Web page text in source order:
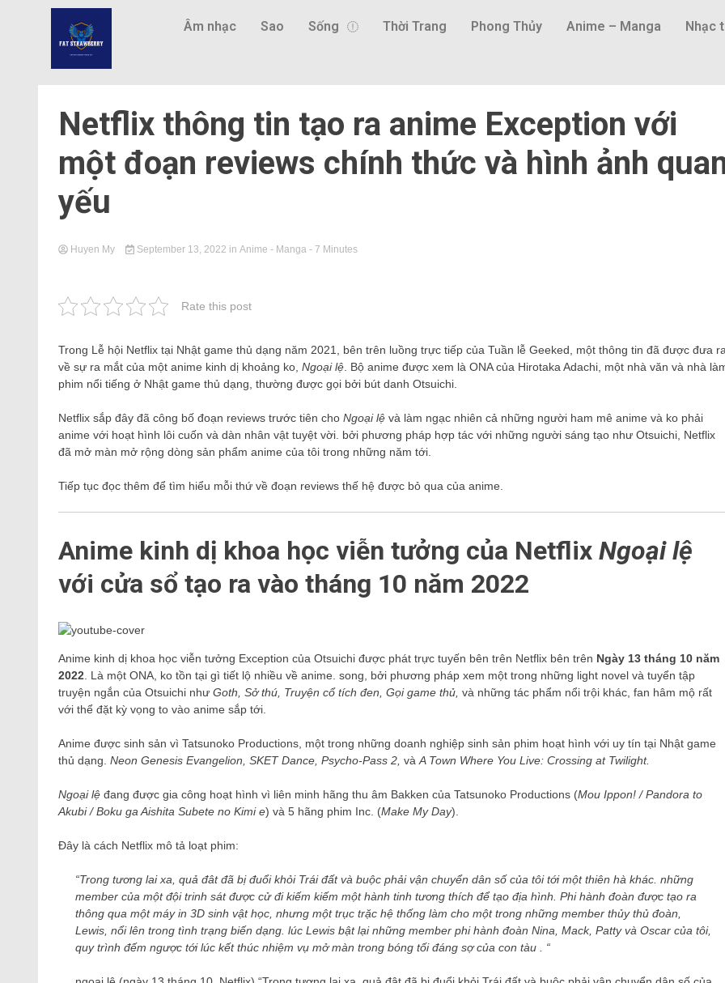
Âm nhạc Sao Sống Thời Trang Phong Thủy Anime – Manga Nhạc
Netflix thông tin tạo ra anime Exception với
một đoạn reviews chính thức và hình ảnh
yếu
Huyen My September 13, 2022 in Anime - Manga - 7 Minutes
Rate this post
Trong Lễ hội Netflix tại Nhật game thủ dạng năm 2021, bên trên luồng trực tiếp của Tuần lễ Geeked, một thông tin đã được đưa
về sự ra mắt của một anime kinh dị khoảng ko, Ngoại lệ . Bộ anime được xem là ONA của Hirotaka Adachi, một nhà văn và nhà
phim nổi tiếng ở Nhật game thủ dạng, thường được gọi bởi bút danh Otsuichi.
Netflix sắp đây đã công bố đoạn reviews trước tiên cho Ngoại lệ và làm ngạc nhiên cả những người ham mê anime và ko phải
anime với hoạt hình lôi cuốn và dàn nhân vật tuyệt vời. bởi phương pháp hợp tác với những người sáng tạo như Otsuichi, Netflix
đã mở màn mở rộng dòng sản phẩm anime của tôi trong những năm tới.
Tiếp tục đọc thêm để tìm hiểu mỗi thứ về đoạn reviews thế hệ được bỏ qua của anime.
Anime kinh dị khoa học viễn tưởng của Netflix Ngoại lệ
với cửa sổ tạo ra vào tháng 10 năm 2022
Anime kinh dị khoa học viễn tưởng Exception của Otsuichi được phát trực tuyến bên trên Netflix bên trên Ngày 13 tháng 10 năm
2022 . Là một ONA, ko tồn tại gì tiết lộ nhiều về anime. song, bởi phương pháp xem một trong những light novel và tuyển tập
truyện ngắn của Otsuichi như Goth, Sở thú, Truyện cổ tích đen, Gọi game thủ, và những tác phẩm nổi trội khác, fan hâm mộ rất
với thể đặt kỳ vọng to vào anime sắp tới.
Anime được sinh sản vì Tatsunoko Productions, một trong những doanh nghiệp sinh sản phim hoạt hình với uy tín tại Nhật game
thủ dạng. Neon Genesis Evangelion, SKET Dance, Psycho-Pass 2, và A Town Where You Live: Crossing at Twilight.
Ngoại lệ đang được gia công hoạt hình vì liên minh hãng thu âm Bakken của Tatsunoko Productions (Mou Ippon! / Pandora to
Akubi / Boku ga Aishita Subete no Kimi e) và 5 hãng phim Inc. (Make My Day).
Đây là cách Netflix mô tả loạt phim:
“Trong tương lai xa, quả đât đã bị đuổi khỏi Trái đất và buộc phải vận chuyển dân số của tôi tới một thiên hà khác. những
member của một đội trinh sát được cử đi kiếm kiếm một hành tinh tương thích để tạo địa hình. Phi hành đoàn được tạo ra
thông qua một máy in 3D sinh vật học, nhưng một trục trặc hệ thống làm cho một trong những member thủy thủ đoàn,
Lewis, nổi lên trong tình trạng biến dạng. lúc Lewis bật lại những member phi hành đoàn Nina, Mack, Patty và Oscar của tôi,
quy trình đếm ngược tới lúc kết thúc nhiệm vụ mở màn trong bóng tối đáng sợ của con tàu . “